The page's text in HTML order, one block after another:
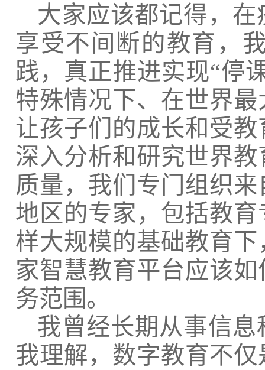
大家应该都记得，
享受不间断的教育，
践，真正推进实现“停
特殊情况下、在世界
让孩子们的成长和受
深入分析和研究世界
质量，我们专门组织
地区的专家，包括教
样大规模的基础教育
家智慧教育平台应该
务范围。
我曾经长期从事信
我理解，数字教育不